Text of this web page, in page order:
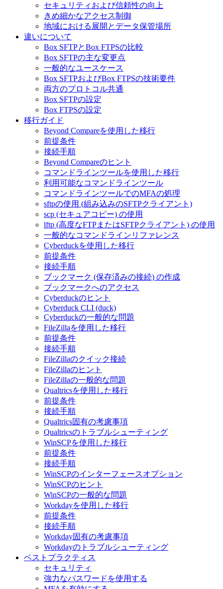
セキュリティおよび信頼性の向上
きめ細かなアクセス制御
地域における展開とデータ保管場所
違いについて
Box SFTPとBox FTPSの比較
Box SFTPの主な変更点
一般的なユースケース
Box SFTPおよびBox FTPSの技術要件
両方のプロトコル共通
Box SFTPの設定
Box FTPSの設定
移行ガイド
Beyond Compareを使用した移行
前提条件
接続手順
Beyond Compareのヒント
コマンドラインツールを使用した移行
利用可能なコマンドラインツール
コマンドラインツールでのMFAの処理
sftpの使用 (組み込みのSFTPクライアント)
scp (セキュアコピー) の使用
lftp (高度なFTPまたはSFTPクライアント) の使用
一般的なコマンドラインリファレンス
Cyberduckを使用した移行
前提条件
接続手順
ブックマーク (保存済みの接続) の作成
ブックマークへのアクセス
Cyberduckのヒント
Cyberduck CLI (duck)
Cyberduckの一般的な問題
FileZillaを使用した移行
前提条件
接続手順
FileZillaのクイック接続
FileZillaのヒント
FileZillaの一般的な問題
Qualtricsを使用した移行
前提条件
接続手順
Qualtrics固有の考慮事項
Qualtricsのトラブルシューティング
WinSCPを使用した移行
前提条件
接続手順
WinSCPのインターフェースオプション
WinSCPのヒント
WinSCPの一般的な問題
Workdayを使用した移行
前提条件
接続手順
Workday固有の考慮事項
Workdayのトラブルシューティング
ベストプラクティス
セキュリティ
強力なパスワードを使用する